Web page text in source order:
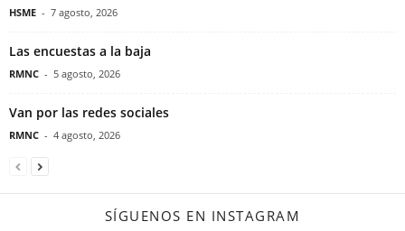
HSME - 7 agosto, 2026
Las encuestas a la baja
RMNC - 5 agosto, 2026
Van por las redes sociales
RMNC - 4 agosto, 2026
SÍGUENOS EN INSTAGRAM